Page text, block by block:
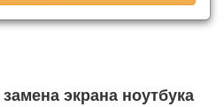
экрана ноутбука